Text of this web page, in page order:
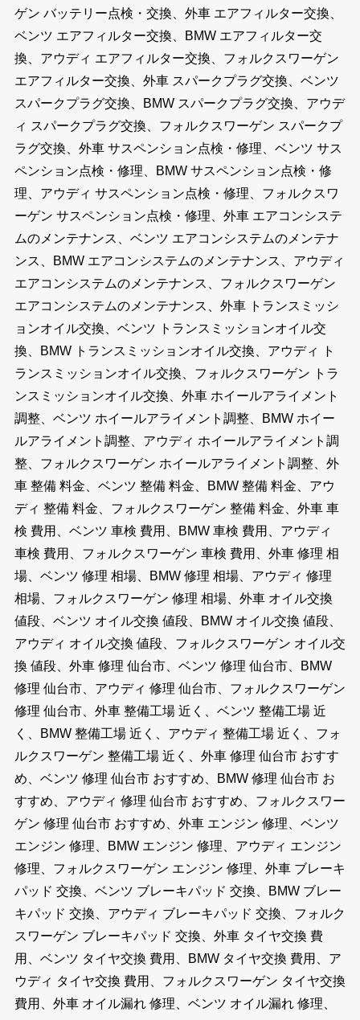
ゲン バッテリー点検・交換、外車 エアフィルター交換、
ベンツ エアフィルター交換、BMW エアフィルター交
換、アウディ エアフィルター交換、フォルクスワーゲン
エアフィルター交換、外車 スパークプラグ交換、ベンツ
スパークプラグ交換、BMW スパークプラグ交換、アウデ
ィ スパークプラグ交換、フォルクスワーゲン スパークプ
ラグ交換、外車 サスペンション点検・修理、ベンツ サス
ペンション点検・修理、BMW サスペンション点検・修
理、アウディ サスペンション点検・修理、フォルクスワ
ーゲン サスペンション点検・修理、外車 エアコンシステ
ムのメンテナンス、ベンツ エアコンシステムのメンテナ
ンス、BMW エアコンシステムのメンテナンス、アウディ
エアコンシステムのメンテナンス、フォルクスワーゲン
エアコンシステムのメンテナンス、外車 トランスミッシ
ョンオイル交換、ベンツ トランスミッションオイル交
換、BMW トランスミッションオイル交換、アウディ ト
ランスミッションオイル交換、フォルクスワーゲン トラ
ンスミッションオイル交換、外車 ホイールアライメント
調整、ベンツ ホイールアライメント調整、BMW ホイー
ルアライメント調整、アウディ ホイールアライメント調
整、フォルクスワーゲン ホイールアライメント調整、外
車 整備 料金、ベンツ 整備 料金、BMW 整備 料金、アウ
ディ 整備 料金、フォルクスワーゲン 整備 料金、外車 車
検 費用、ベンツ 車検 費用、BMW 車検 費用、アウディ
車検 費用、フォルクスワーゲン 車検 費用、外車 修理 相
場、ベンツ 修理 相場、BMW 修理 相場、アウディ 修理
相場、フォルクスワーゲン 修理 相場、外車 オイル交換
値段、ベンツ オイル交換 値段、BMW オイル交換 値段、
アウディ オイル交換 値段、フォルクスワーゲン オイル交
換 値段、外車 修理 仙台市、ベンツ 修理 仙台市、BMW
修理 仙台市、アウディ 修理 仙台市、フォルクスワーゲン
修理 仙台市、外車 整備工場 近く、ベンツ 整備工場 近
く、BMW 整備工場 近く、アウディ 整備工場 近く、フォ
ルクスワーゲン 整備工場 近く、外車 修理 仙台市 おすす
め、ベンツ 修理 仙台市 おすすめ、BMW 修理 仙台市 お
すすめ、アウディ 修理 仙台市 おすすめ、フォルクスワー
ゲン 修理 仙台市 おすすめ、外車 エンジン 修理、ベンツ
エンジン 修理、BMW エンジン 修理、アウディ エンジン
修理、フォルクスワーゲン エンジン 修理、外車 ブレーキ
パッド 交換、ベンツ ブレーキパッド 交換、BMW ブレー
キパッド 交換、アウディ ブレーキパッド 交換、フォルク
スワーゲン ブレーキパッド 交換、外車 タイヤ交換 費
用、ベンツ タイヤ交換 費用、BMW タイヤ交換 費用、ア
ウディ タイヤ交換 費用、フォルクスワーゲン タイヤ交換
費用、外車 オイル漏れ 修理、ベンツ オイル漏れ 修理、